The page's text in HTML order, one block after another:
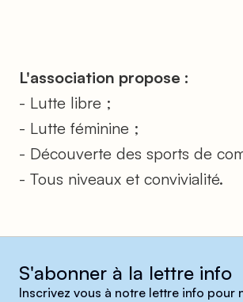
L'association propose :
- Lutte libre ;
- Lutte féminine ;
- Découverte des sports de
- Tous niveaux et convivialité.
S'abonner à la lettre info
Inscrivez vous à notre lettre info pour